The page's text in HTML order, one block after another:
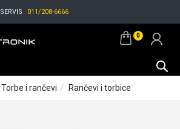
SERVIS 011/208-6666
0
Torbe i rančevi Rančevi i torbice